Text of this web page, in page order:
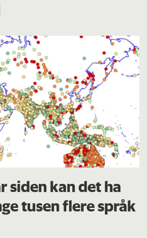
siden kan det ha
tusen flere språk